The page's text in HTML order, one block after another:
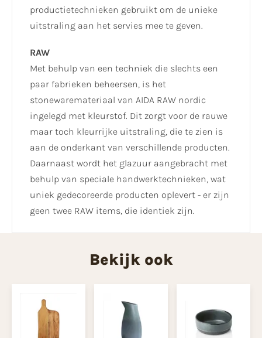
productietechnieken gebruikt om de unieke
uitstraling aan het servies mee te geven.
RAW
Met behulp van een techniek die slechts een
paar fabrieken beheersen, is het
stonewaremateriaal van AIDA RAW nordic
ingelegd met kleurstof. Dit zorgt voor de rauwe
maar toch kleurrijke uitstraling, die te zien is
aan de onderkant van verschillende producten.
Daarnaast wordt het glazuur aangebracht met
behulp van speciale handwerktechnieken, wat
uniek gedecoreerde producten oplevert - er zijn
geen twee RAW items, die identiek zijn.
Bekijk ook